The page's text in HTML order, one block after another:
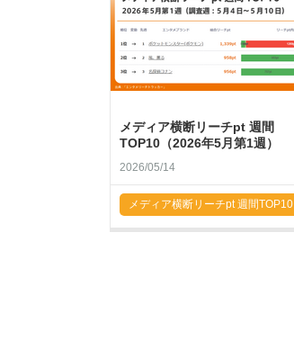
メディア横断リーチpt 週間
TOP10（2026年5月第1週）
2026/05/14
メディア横断リーチpt 週間TOP10